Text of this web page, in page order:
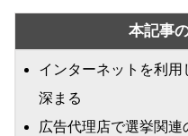
本記事
インターネットを利
深まる
広告代理店で選挙関